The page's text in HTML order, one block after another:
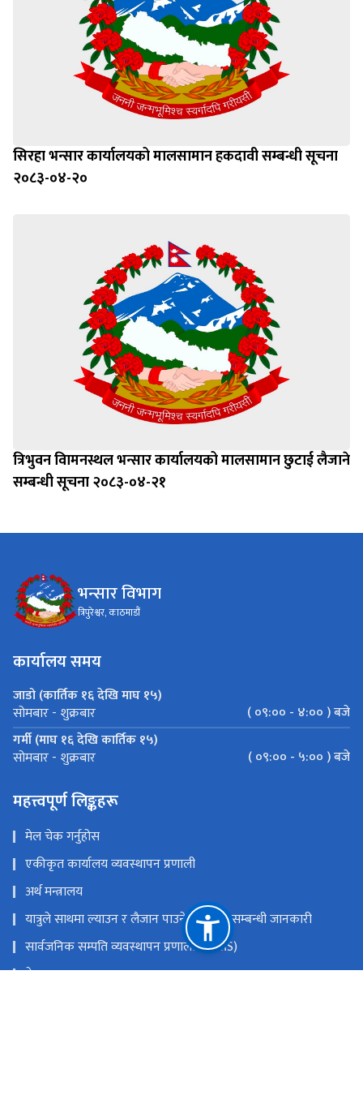
सिरहा भन्सार कार्यालयको मालसामान हकदावी सम्बन्धी सूचना
२०८३-०४-२०
त्रिभुवन विामनस्थल भन्सार कार्यालयको मालसामान छुटाई लैजाने
सम्बन्धी सूचना २०८३-०४-२१
भन्सार विभाग
त्रिपुरेश्वर, काठमाडौं
कार्यालय समय
जाडो (कार्तिक १६ देखि माघ १५)
सोमबार - शुक्रबार
( ०९:०० - ४:०० ) बजे
गर्मी (माघ १६ देखि कार्तिक १५)
सोमबार - शुक्रबार ( ०९:०० - ५:०० ) बजे
महत्त्वपूर्ण लिङ्कहरू
मेल चेक गर्नुहोस
एकीकृत कार्यालय व्यवस्थापन प्रणाली
अर्थ मन्त्रालय
यात्रुले साथमा ल्याउन र लैजान पाउने मालवस्तु सम्बन्धी जानकारी
सार्वजनिक सम्पति व्यवस्थापन प्रणाली (PAMS)
नेपाल राजपत्र